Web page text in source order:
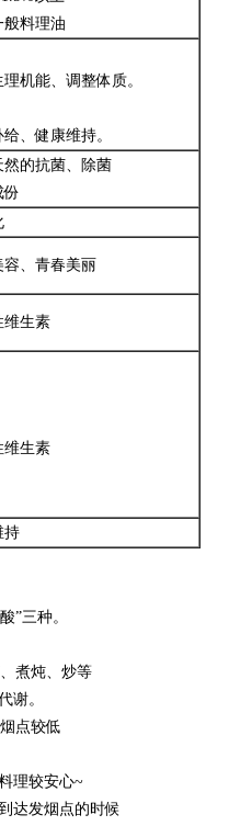
般料理油
机能、调整体质。
、健康维持。
然的抗菌、除菌
份
容、青春美丽
维生素
维生素
持
”三种。
煮炖、炒等
谢。
点较低
理较安心~
达发烟点的时候